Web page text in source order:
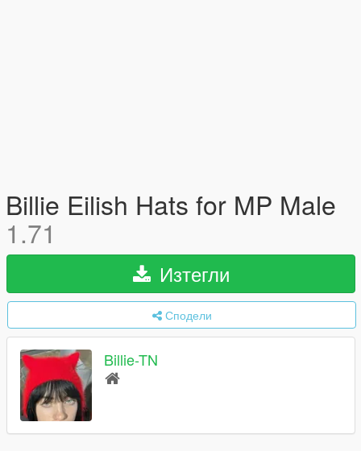
Billie Eilish Hats for MP Male
1.71
Изтегли
Сподели
Billie-TN